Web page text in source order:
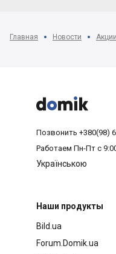
Главная Новости



Позвонить +380(98)
Работаем Пн-Пт с
Українською
Наши продукты
Bild.ua
Forum.Domik.ua